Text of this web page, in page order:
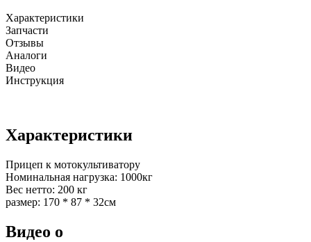
Характеристики
Запчасти
Отзывы
Аналоги
Видео
Инструкция
Характеристики
Прицеп к мотокультиватору
Номинальная нагрузка: 1000кг
Вес нетто: 200 кг
размер: 170 * 87 * 32см
Видео о